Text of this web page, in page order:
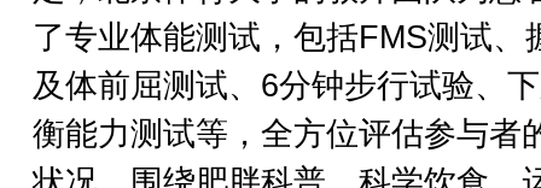
了专业体能测试，包括FMS测试、
及体前屈测试、6分钟步行试验、
衡能力测试等，全方位评估参与者